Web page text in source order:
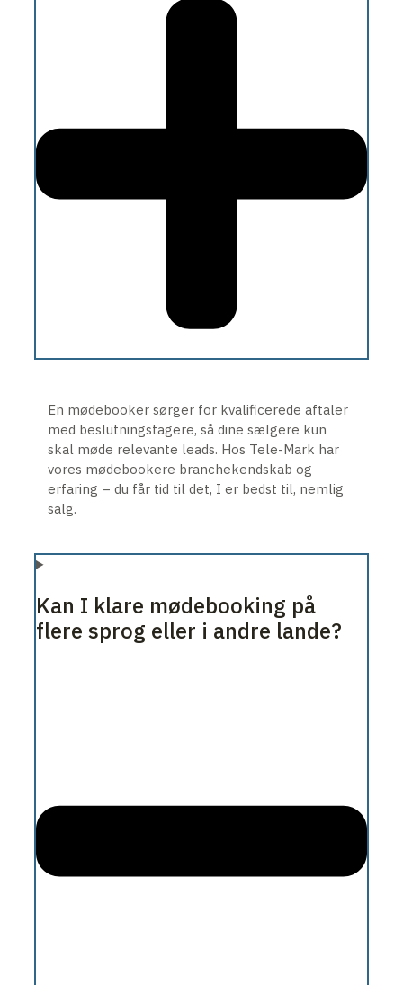
En mødebooker sørger for kvalificerede aftaler
med beslutningstagere, så dine sælgere kun
skal møde relevante leads. Hos Tele-Mark har
vores mødebookere branchekendskab og
erfaring – du får tid til det, I er bedst til, nemlig
salg.
Kan I klare mødebooking på
flere sprog eller i andre lande?